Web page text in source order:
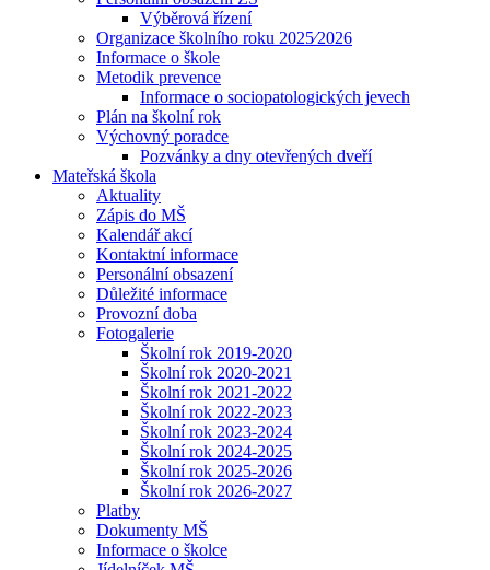
Výběrová řízení
Organizace školního roku 2025⁄2026
Informace o škole
Metodik prevence
Informace o sociopatologických jevech
Plán na školní rok
Výchovný poradce
Pozvánky a dny otevřených dveří
Mateřská škola
Aktuality
Zápis do MŠ
Kalendář akcí
Kontaktní informace
Personální obsazení
Důležité informace
Provozní doba
Fotogalerie
Školní rok 2019-2020
Školní rok 2020-2021
Školní rok 2021-2022
Školní rok 2022-2023
Školní rok 2023-2024
Školní rok 2024-2025
Školní rok 2025-2026
Školní rok 2026-2027
Platby
Dokumenty MŠ
Informace o školce